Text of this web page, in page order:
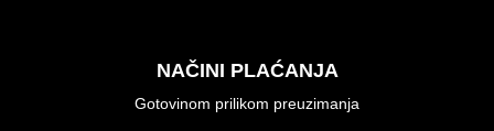
NAČINI PLAĆANJA
Gotovinom prilikom preuzimanja